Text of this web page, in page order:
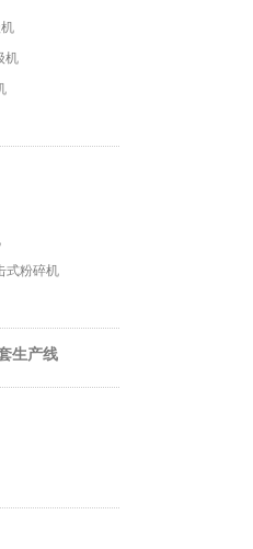
机
式粉碎机
生产线